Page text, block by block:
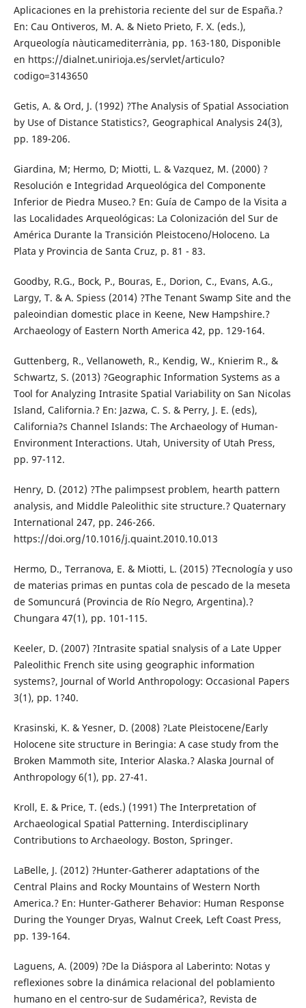
Aplicaciones en la prehistoria reciente del sur de España.?
En: Cau Ontiveros, M. A. & Nieto Prieto, F. X. (eds.),
Arqueología nàuticamediterrània, pp. 163-180, Disponible
en https://dialnet.unirioja.es/servlet/articulo?
codigo=3143650
Getis, A. & Ord, J. (1992) ?The Analysis of Spatial Association
by Use of Distance Statistics?, Geographical Analysis 24(3),
pp. 189-206.
Giardina, M; Hermo, D; Miotti, L. & Vazquez, M. (2000) ?
Resolución e Integridad Arqueológica del Componente
Inferior de Piedra Museo.? En: Guía de Campo de la Visita a
las Localidades Arqueológicas: La Colonización del Sur de
América Durante la Transición Pleistoceno/Holoceno. La
Plata y Provincia de Santa Cruz, p. 81 - 83.
Goodby, R.G., Bock, P., Bouras, E., Dorion, C., Evans, A.G.,
Largy, T. & A. Spiess (2014) ?The Tenant Swamp Site and the
paleoindian domestic place in Keene, New Hampshire.?
Archaeology of Eastern North America 42, pp. 129-164.
Guttenberg, R., Vellanoweth, R., Kendig, W., Knierim R., &
Schwartz, S. (2013) ?Geographic Information Systems as a
Tool for Analyzing Intrasite Spatial Variability on San Nicolas
Island, California.? En: Jazwa, C. S. & Perry, J. E. (eds),
California?s Channel Islands: The Archaeology of Human-
Environment Interactions. Utah, University of Utah Press,
pp. 97-112.
Henry, D. (2012) ?The palimpsest problem, hearth pattern
analysis, and Middle Paleolithic site structure.? Quaternary
International 247, pp. 246-266.
https://doi.org/10.1016/j.quaint.2010.10.013
Hermo, D., Terranova, E. & Miotti, L. (2015) ?Tecnología y uso
de materias primas en puntas cola de pescado de la meseta
de Somuncurá (Provincia de Río Negro, Argentina).?
Chungara 47(1), pp. 101-115.
Keeler, D. (2007) ?Intrasite spatial snalysis of a Late Upper
Paleolithic French site using geographic information
systems?, Journal of World Anthropology: Occasional Papers
3(1), pp. 1?40.
Krasinski, K. & Yesner, D. (2008) ?Late Pleistocene/Early
Holocene site structure in Beringia: A case study from the
Broken Mammoth site, Interior Alaska.? Alaska Journal of
Anthropology 6(1), pp. 27-41.
Kroll, E. & Price, T. (eds.) (1991) The Interpretation of
Archaeological Spatial Patterning. Interdisciplinary
Contributions to Archaeology. Boston, Springer.
LaBelle, J. (2012) ?Hunter-Gatherer adaptations of the
Central Plains and Rocky Mountains of Western North
America.? En: Hunter-Gatherer Behavior: Human Response
During the Younger Dryas, Walnut Creek, Left Coast Press,
pp. 139-164.
Laguens, A. (2009) ?De la Diáspora al Laberinto: Notas y
reflexiones sobre la dinámica relacional del poblamiento
humano en el centro-sur de Sudamérica?, Revista de